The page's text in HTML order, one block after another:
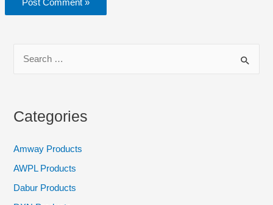
c
r
Categories
Amway Products
AWPL Products
Dabur Products